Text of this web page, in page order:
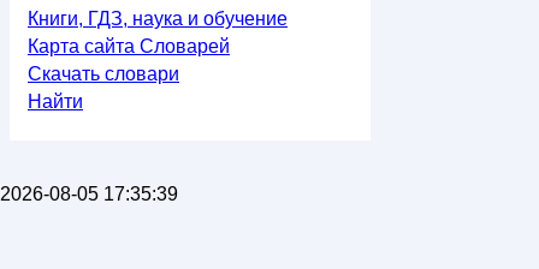
Книги, ГДЗ, наука и обучение
Карта сайта Словарей
Скачать словари
Найти
2026-08-05 17:35:39